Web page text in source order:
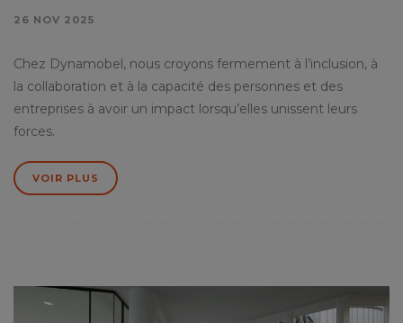
26 NOV 2025
Chez Dynamobel, nous croyons fermement à l’inclusion, à
la collaboration et à la capacité des personnes et des
entreprises à avoir un impact lorsqu’elles unissent leurs
forces.
VOIR PLUS